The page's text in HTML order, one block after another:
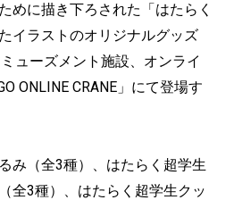
めに描き下ろされた「はたらく
イラストのオリジナルグッズ
ューズメント施設、オンライ
ONLINE CRANE」にて登場す
み（全3種）、はたらく超学生
全3種）、はたらく超学生クッ